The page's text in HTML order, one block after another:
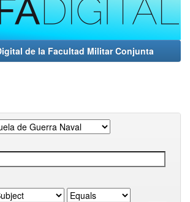
de la Facultad Militar Conjunta